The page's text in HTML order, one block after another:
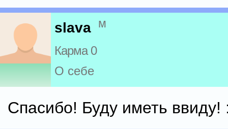
slava м
Карма 0
О себе
Спасибо! Буду иметь ввиду!